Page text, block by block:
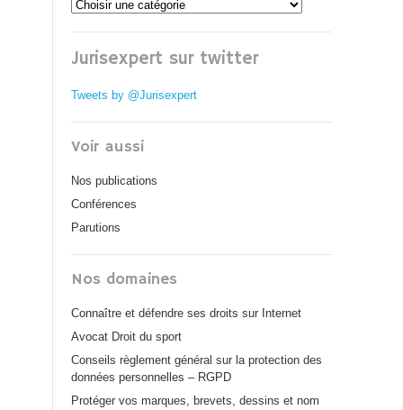
Jurisexpert sur twitter
Tweets by @Jurisexpert
Voir aussi
Nos publications
Conférences
Parutions
Nos domaines
Connaître et défendre ses droits sur Internet
Avocat Droit du sport
Conseils règlement général sur la protection des
données personnelles – RGPD
Protéger vos marques, brevets, dessins et nom